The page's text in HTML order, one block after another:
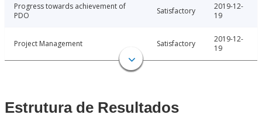
Progress towards achievement of
PDO
Satisfactory
2019-12-
19
Project Management Satisfactory
2019-12-
19
Estrutura de Resultados